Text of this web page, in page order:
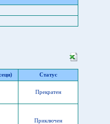
Статус
Прекратен
Приключен